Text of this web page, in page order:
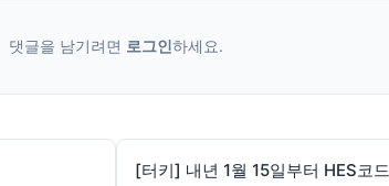
댓글을 남기려면 로그인하세요.